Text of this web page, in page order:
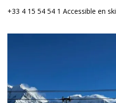
+33 4 15 54 54 1 Accessible en ski